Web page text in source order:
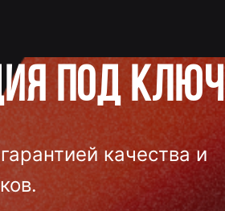
под ключ
качества и